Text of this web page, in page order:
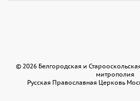
© 2026 Белгородская и
митрополия
Русская Православная Церковь